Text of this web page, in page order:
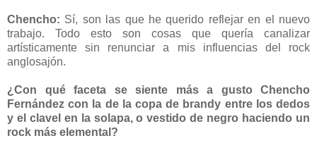
Chencho: Sí, son las que he querido reflejar en el nuevo
trabajo. Todo esto son cosas que quería canalizar
artísticamente sin renunciar a mis influencias del rock
anglosajón.
¿Con qué faceta se siente más a gusto Chencho
Fernández con la de la copa de brandy entre los dedos
y el clavel en la solapa, o vestido de negro haciendo un
rock más elemental?